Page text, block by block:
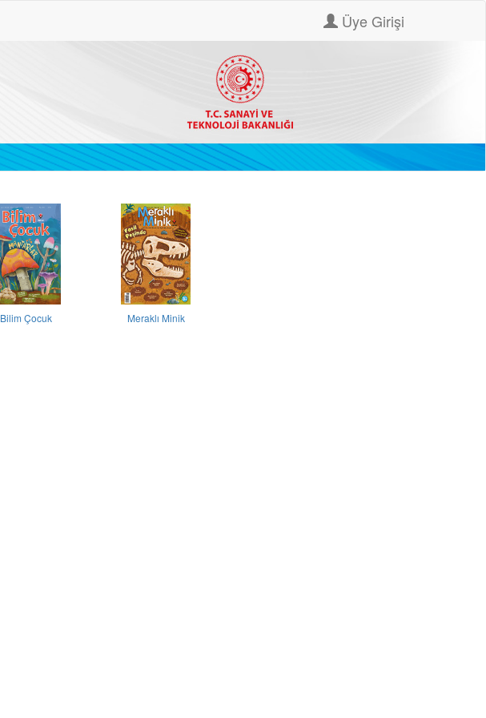
Üye Girişi
Bilim Çocuk Meraklı Minik